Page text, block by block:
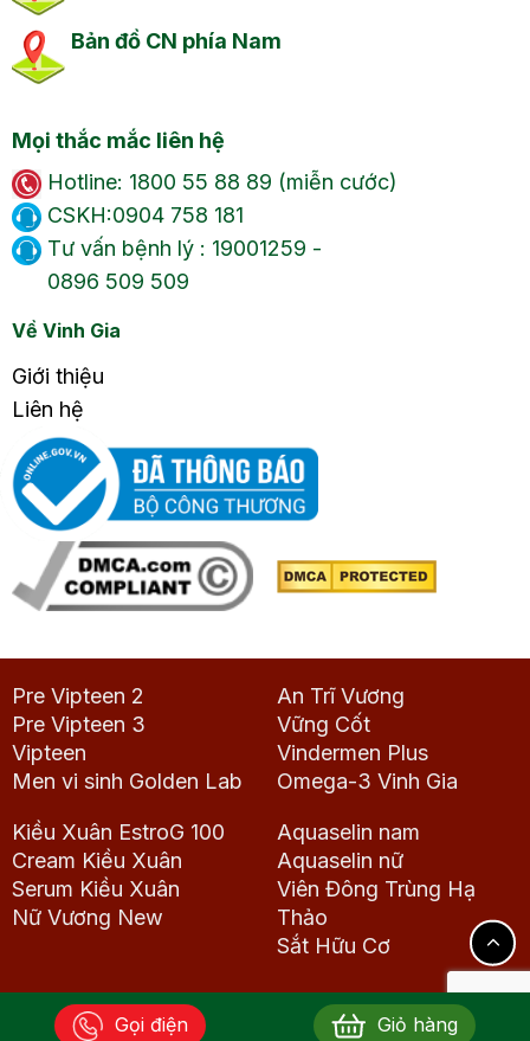
Bản đồ CN phía Nam
Mọi thắc mắc liên hệ
Hotline: 1800 55 88 89 (miễn cước)
CSKH:0904 758 181
Tư vấn bệnh lý : 19001259 -
0896 509 509
Về Vinh Gia
Giới thiệu
Liên hệ
Pre Vipteen 2
Pre Vipteen 3
Vipteen
Men vi sinh Golden Lab
An Trĩ Vương
Vững Cốt
Vindermen Plus
Omega-3 Vinh Gia
Kiều Xuân EstroG 100
Cream Kiều Xuân
Serum Kiều Xuân
Nữ Vương New
Aquaselin nam
Aquaselin nữ
Viên Đông Trùng Hạ
Thảo
Sắt Hữu Cơ
Copyright 2026 © Dược phẩm Vinh Gia. All rights reserved
Gọi điện Giỏ hàng